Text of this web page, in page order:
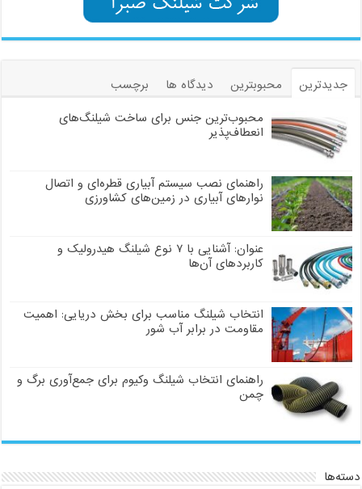
جدیدترین محبوبترین دیدگاه ها
برچسب
محبوب‌ترین جنس برای ساخت شیلنگ‌های
انعطاف‌پذیر
راهنمای نصب سیستم آبیاری قطره‌ای و اتصال
نوارهای آبیاری در زمین‌های کشاورزی
عنوان: آشنایی با ۷ نوع شیلنگ هیدرولیک و
کاربردهای آن‌ها
انتخاب شیلنگ مناسب برای بخش دریایی: اهمیت
مقاومت در برابر آب شور
راهنمای انتخاب شیلنگ وکیوم برای جمع‌آوری برگ و
چمن
دسته‌ها